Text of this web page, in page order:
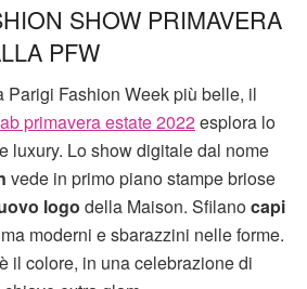
SHOW PRIMAVERA
PFW
Parigi Fashion Week più belle, il
primavera estate 2022esplora lo
luxury. Lo show digitale dal nome
vede in primo piano stampe briose
logo della Maison. Sfilanocapi
moderni e sbarazzini nelle forme.
il colore, in una celebrazione di